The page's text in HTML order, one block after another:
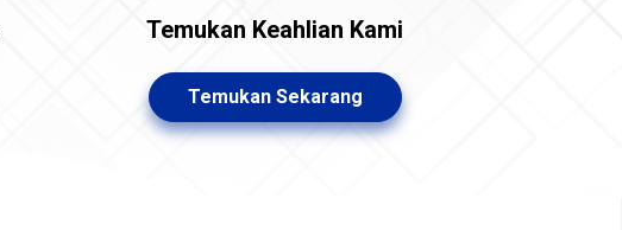
Temukan Keahlian Kami
Temukan Sekarang